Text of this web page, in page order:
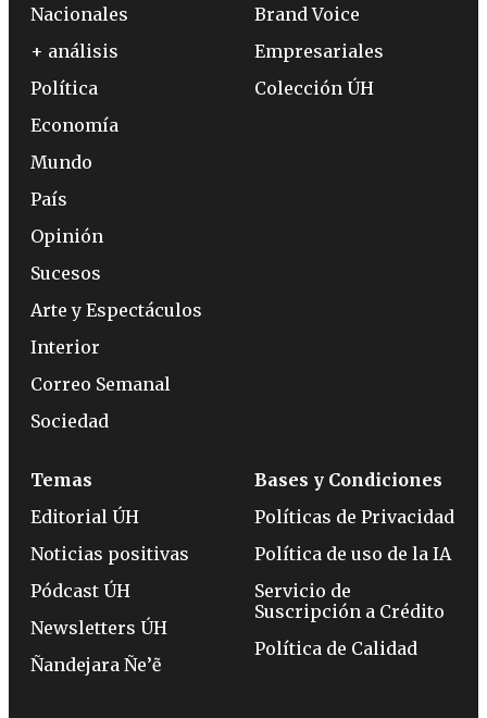
Nacionales
+ análisis
Política
Economía
Mundo
País
Opinión
Sucesos
Arte y Espectáculos
Interior
Correo Semanal
Sociedad
Brand Voice
Empresariales
Colección ÚH
Temas
Editorial ÚH
Noticias positivas
Pódcast ÚH
Newsletters ÚH
Ñandejara Ñe’ẽ
Bases y Condiciones
Políticas de Privacidad
Política de uso de la IA
Servicio de
Suscripción a Crédito
Política de Calidad